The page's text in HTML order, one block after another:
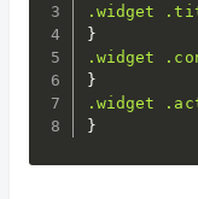
.widget
}
.widget
}
.widget
}